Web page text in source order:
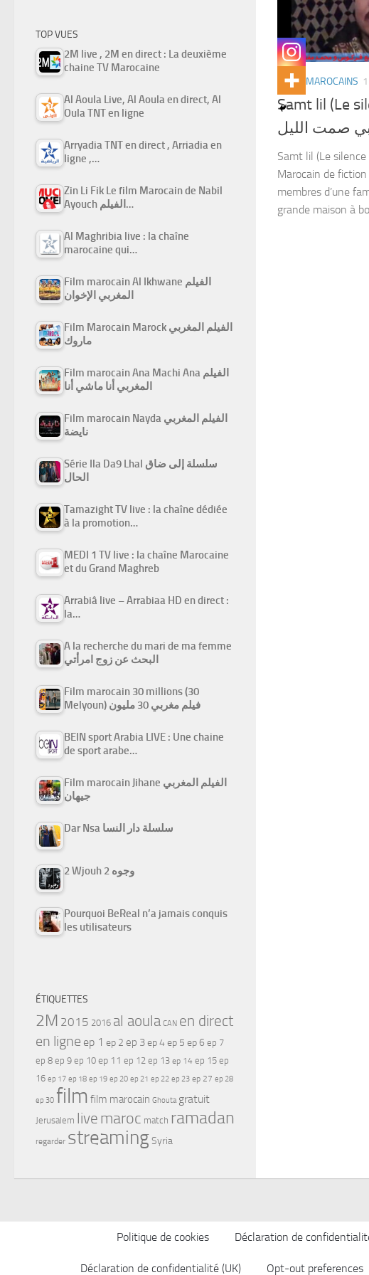
FILMS MAROCAINS
Samt lil (Le
صمت الليل
Samt lil (Le
Marocain de
membres d’une
grande maison à
TOP VUES
2M live , 2M en direct : La deuxième
chaine TV Marocaine
Al Aoula Live, Al Aoula en direct, Al
Oula TNT en ligne
Arryadia TNT en direct , Arriadia en
ligne ,…
Zin Li Fik Le film Marocain de Nabil
Ayouch الفيلم…
Al Maghribia live : la chaîne
marocaine qui…
Film marocain Al Ikhwane الفيلم
المغربي الإخوان
Film Marocain Marock الفيلم المغربي
ماروك
Film marocain Ana Machi Ana الفيلم
المغربي أنا ماشي أنا
Film marocain Nayda الفيلم المغربي
نايضة
Série Ila Da9 Lhal سلسلة إلى ضاق
الحال
Tamazight TV live : la chaîne dédiée
à la promotion…
MEDI 1 TV live : la chaîne Marocaine
et du Grand Maghreb
Arrabiâ live – Arrabiaa HD en direct :
la…
A la recherche du mari de ma femme
البحث عن زوج امرأتي
Film marocain 30 millions (30
Melyoun) فيلم مغربي 30 مليون
BEIN sport Arabia LIVE : Une chaine
de sport arabe…
Film marocain Jihane الفيلم المغربي
جيهان
Dar Nsa سلسلة دار النسا
2 Wjouh 2 وجوه
Pourquoi BeReal n’a jamais conquis
les utilisateurs
ÉTIQUETTES
2M 2015 2016 al aoula CAN en direct
en ligne ep 1 ep 2 ep 3ep 4ep 5 ep 6 ep 7
ep 8 ep 9 ep 10 ep 11 ep 12 ep 13 ep 14 ep 15 ep
16 ep 17 ep 18 ep 19 ep 20 ep 21 ep 22 ep 23 ep 27 ep 28
ep 30 film film marocain Ghouta gratuit
Jerusalem live maroc match ramadan
regarder streamingSyria
Politique de cookies Déclaration de
Déclaration de confidentialité (UK) Opt-out preferences